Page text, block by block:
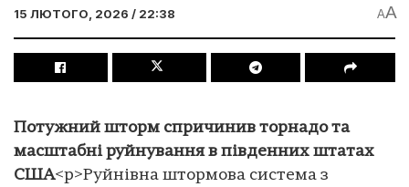
15 ЛЮТОГО, 2026 / 22:38 AA
Потужний шторм спричинив торнадо та
масштабні руйнування в південних штатах
США<p>Руйнівна штормова система з